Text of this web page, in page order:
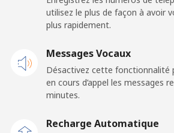
⁦48.9¢⁩ 10
⁦2.6¢⁩
⁦6.9¢⁩
utilisez le plus de façon à avoir
plus rapidement.
Messages Vocaux
Désactivez cette fonctionnalité
en cours d’appel les messages
minutes.
Recharge Automatique